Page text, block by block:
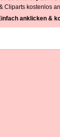
Cliparts kostenlos
anklicken &